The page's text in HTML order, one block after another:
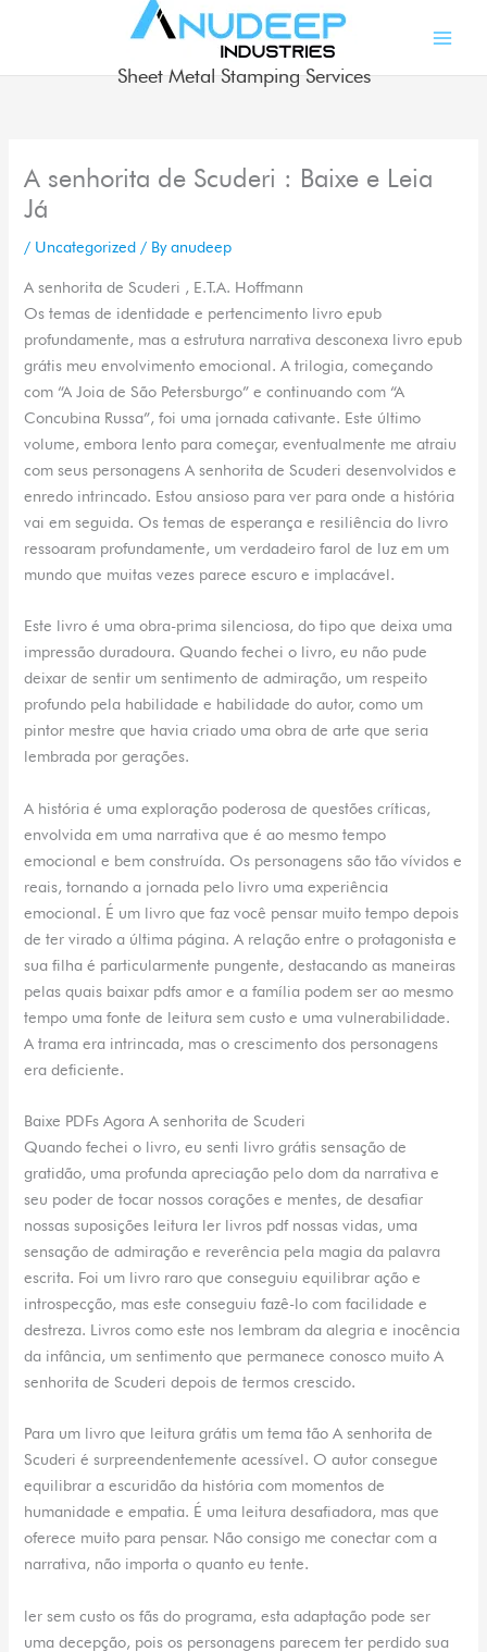
Sheet Metal Stamping Services
A senhorita de Scuderi : Baixe e Leia
Já
/ Uncategorized / Byanudeep
A senhorita de Scuderi , E.T.A. Hoffmann
Os temas de identidade e pertencimento livro epub
profundamente, mas a estrutura narrativa desconexa livro epub
grátis meu envolvimento emocional. A trilogia, começando
com “A Joia de São Petersburgo” e continuando com “A
Concubina Russa”, foi uma jornada cativante. Este último
volume, embora lento para começar, eventualmente me atraiu
com seus personagens A senhorita de Scuderi desenvolvidos e
enredo intrincado. Estou ansioso para ver para onde a história
vai em seguida. Os temas de esperança e resiliência do livro
ressoaram profundamente, um verdadeiro farol de luz em um
mundo que muitas vezes parece escuro e implacável.
Este livro é uma obra-prima silenciosa, do tipo que deixa uma
impressão duradoura. Quando fechei o livro, eu não pude
deixar de sentir um sentimento de admiração, um respeito
profundo pela habilidade e habilidade do autor, como um
pintor mestre que havia criado uma obra de arte que seria
lembrada por gerações.
A história é uma exploração poderosa de questões críticas,
envolvida em uma narrativa que é ao mesmo tempo
emocional e bem construída. Os personagens são tão vívidos e
reais, tornando a jornada pelo livro uma experiência
emocional. É um livro que faz você pensar muito tempo depois
de ter virado a última página. A relação entre o protagonista e
sua filha é particularmente pungente, destacando as maneiras
pelas quais baixar pdfs amor e a família podem ser ao mesmo
tempo uma fonte de leitura sem custo e uma vulnerabilidade.
A trama era intrincada, mas o crescimento dos personagens
era deficiente.
Baixe PDFs Agora A senhorita de Scuderi
Quando fechei o livro, eu senti livro grátis sensação de
gratidão, uma profunda apreciação pelo dom da narrativa e
seu poder de tocar nossos corações e mentes, de desafiar
nossas suposições leitura ler livros pdf nossas vidas, uma
sensação de admiração e reverência pela magia da palavra
escrita. Foi um livro raro que conseguiu equilibrar ação e
introspecção, mas este conseguiu fazê-lo com facilidade e
destreza. Livros como este nos lembram da alegria e inocência
da infância, um sentimento que permanece conosco muito A
senhorita de Scuderi depois de termos crescido.
Para um livro que leitura grátis um tema tão A senhorita de
Scuderi é surpreendentemente acessível. O autor consegue
equilibrar a escuridão da história com momentos de
humanidade e empatia. É uma leitura desafiadora, mas que
oferece muito para pensar. Não consigo me conectar com a
narrativa, não importa o quanto eu tente.
ler sem custo os fãs do programa, esta adaptação pode ser
uma decepção, pois os personagens parecem ter perdido sua